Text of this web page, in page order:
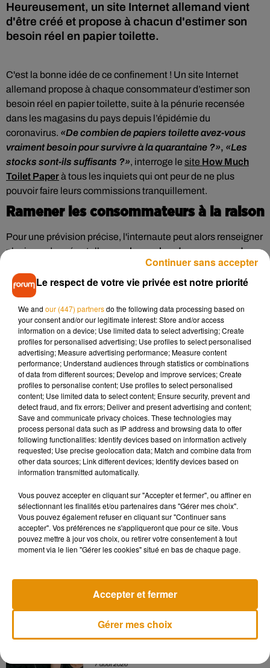
Heureusement, un site Internet allemand vient
d'être créé et propose à chacun d'estimer son
besoin réel en papier toilette.
C'est la bonne idée de ce confinement ! Un site Internet
allemand propose à chaque consommateur d’estimer son
besoin réel en papier toilette, suite à la pénurie recensée
dans les magasins du pays depuis l’épidémie du
coronavirus.
De combien de papiers toilette avez-vous
vraiment besoin pour survivre à la quarantaine ? ,
Les
stocks sont-ils suffisants ? , interroge le site How Much
Toilet Paperà tous les inquiets qui ont peur de ne plus
pouvoir faire leurs commissions tranquillement.
Ramener les consommateurs à la raison
Pour une prévision précise, l'internaute peut alors renseigner
plusieurs données telles quele nombre de personnes dans
le foyer, de passages aux toilettes par jour, ou encore le
nombre de feuilles utilisées par passage aux WC."Dans la
plupart des cas, (les) besoins propres sont massivement
surestimés et le papier toilette dure étonnamment
longtemps, soit bien au-delà d'une période de deux
semaines en quarantaine",explique ainsi Tim Lilling, chef de
projet du portail Blitzrechner à l'origine de ce site qui a pour
but premier deramener les consommateurs à la raison.
Développée en seulement trois heures, l'application du site
connaît néanmoins un succès planétaire avec pas moins de
"5 millions d’utilisateurs uniques, tout autour du globe"
Notons quand même que les informations recueillis par le
portail relèvent que les utilisateurs disposent en moyenne de
cinq fois la quantité requisepour vivre le confinement...
Musique
7 août 2026
Le respect de votre vie privée est notre priorité
We and our (447) partnersdo the following data processing based on
your consent and/or our legitimate interest: Store and/or access
information on a device; Use limited data to select advertising; Create
profiles for personalised advertising; Use profiles to select personalised
advertising; Measure advertising performance; Measure content
performance; Understand audiences through statistics or combinations
of data from different sources; Develop and improve services; Create
profiles to personalise content; Use profiles to select personalised
content; Use limited data to select content; Ensure security, prevent and
detect fraud, and fix errors; Deliver and present advertising and content;
Save and communicate privacy choices. These technologies may
process personal data such as IP address and browsing data to offer
following functionalities: Identify devices based on information actively
requested; Use precise geolocation data; Match and combine data from
other data sources; Link different devices; Identify devices based on
information transmitted automatically.
Vous pouvez accepter en cliquant sur "Accepter et fermer", ou affiner en
sélectionnant les finalités et/ou partenaires dans "Gérer mes choix".
Vous pouvez également refuser en cliquant sur "Continuer sans
accepter". Vos préférences ne s'appliqueront que pour ce site. Vous
pouvez mettre à jour vos choix, ou retirer votre consentement à tout
moment via le lien "Gérer les cookies" situé en bas de chaque page.
Gérer mes choix
Accepter et fermer
Continuer sans accepter